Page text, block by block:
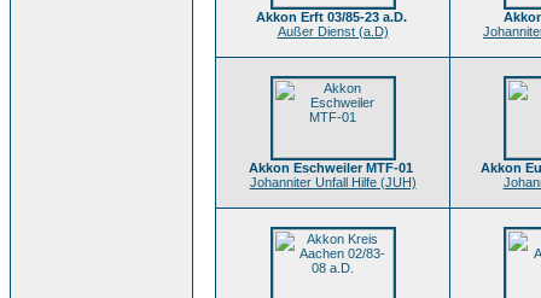
Akkon Erft 03/85-23 a.D.
Außer Dienst (a.D)
Akkon Eschweiler MTF-01
Johanniter Unfall Hilfe (JUH)
Akkon